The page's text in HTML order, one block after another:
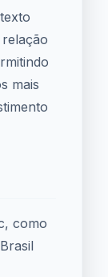
mais
como